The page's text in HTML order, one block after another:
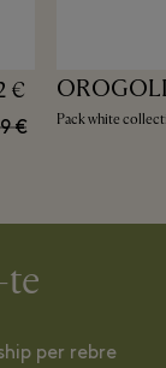
€
€ Pack white
per rebre